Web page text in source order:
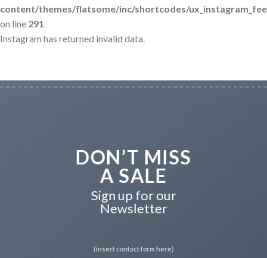
content/themes/flatsome/inc/shortcodes/
on line 291
Instagram has returned invalid data.
DON’T MISS
A SALE
Sign up for our
Newsletter
(insert contact form here)